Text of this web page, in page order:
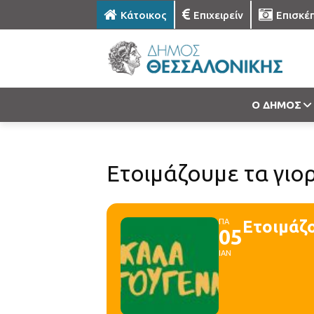
Κάτοικος Επιχειρείν
Ο ΔΗΜΟΣ
Ετοιμάζουμε τα
ΠΑ
05
ΙΑΝ